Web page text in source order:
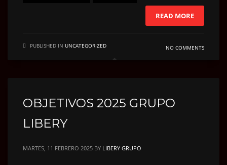
READ MORE
PUBLISHED IN UNCATEGORIZED NO COMMENTS
OBJETIVOS 2025 GRUPO
LIBERY
MARTES, 11 FEBRERO 2025 BY LIBERY GRUPO